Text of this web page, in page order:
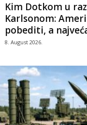
Kim Dotkom u
Karlsonom:
pobediti, a
8. August 2026.